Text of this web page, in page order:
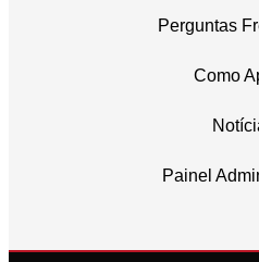
Perguntas
Como
Painel